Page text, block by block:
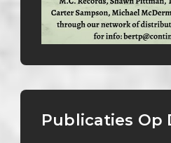
Publicaties Op